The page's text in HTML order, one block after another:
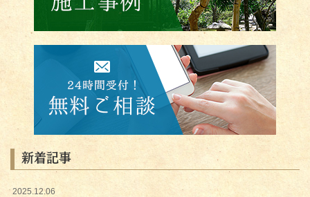
新着記事
2025.12.06